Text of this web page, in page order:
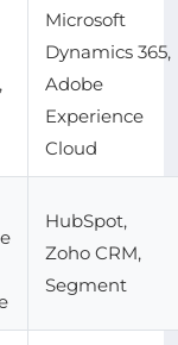
Microsoft
Dynamics 365,
Adobe
Experience
Cloud
HubSpot,
Zoho CRM,
Segment